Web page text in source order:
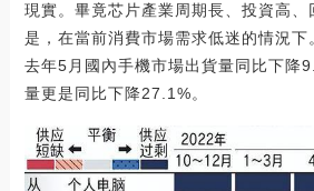
現實。畢竟芯片產業周期長、投資高、
是，在當前消費市場需求低迷的情況下
去年5月國內手機市場出貨量同比下降
量更是同比下降27.1%。